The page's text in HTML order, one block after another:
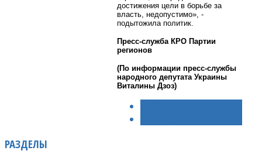
достижения цели в борьбе за
власть, недопустимо», ‑
подытожила политик.
Пресс-служба КРО Партии
регионов
(По информации пресс-службы
народного депутата Украины
Виталины Дзоз)
РАЗДЕЛЫ